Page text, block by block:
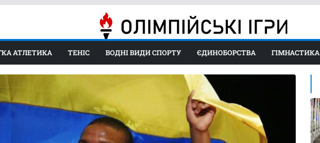
АТЛЕТИКА ТЕНІС ВОДНІ ВИДИ СПОРТУ ЄДИНОБОРСТВА ГІМНАСТИКА